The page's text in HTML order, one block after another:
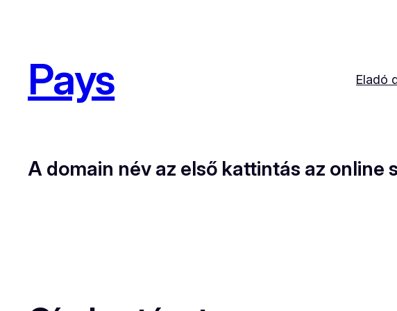
Pays Eladó
A domain név az első kattintás az online